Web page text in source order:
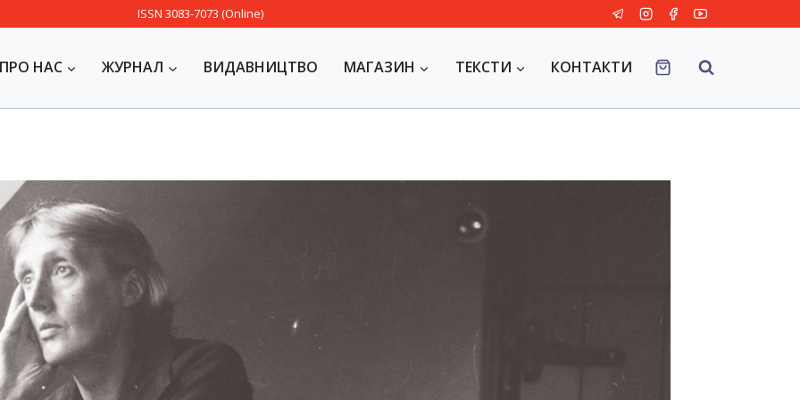
ISSN 3083-7073 (Online)
ПРО НАС ЖУРНАЛ ВИДАВНИЦТВО МАГАЗИН ТЕКСТИ КОНТАКТИ